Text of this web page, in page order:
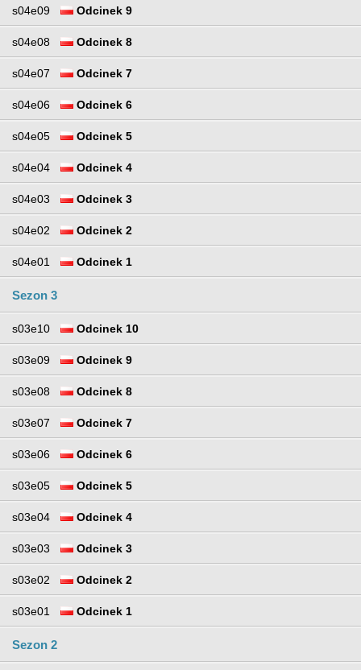
s04e09 Odcinek 9
s04e08 Odcinek 8
s04e07 Odcinek 7
s04e06 Odcinek 6
s04e05 Odcinek 5
s04e04 Odcinek 4
s04e03 Odcinek 3
s04e02 Odcinek 2
s04e01 Odcinek 1
Sezon 3
s03e10 Odcinek 10
s03e09 Odcinek 9
s03e08 Odcinek 8
s03e07 Odcinek 7
s03e06 Odcinek 6
s03e05 Odcinek 5
s03e04 Odcinek 4
s03e03 Odcinek 3
s03e02 Odcinek 2
s03e01 Odcinek 1
Sezon 2